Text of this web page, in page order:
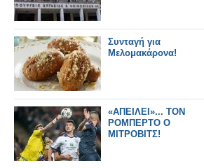
Συνταγή για
Μελομακάρονα!
«ΑΠΕΙΛΕΙ»... ΤΟΝ
ΡΟΜΠΕΡΤΟ Ο
ΜΙΤΡΟΒΙΤΣ!